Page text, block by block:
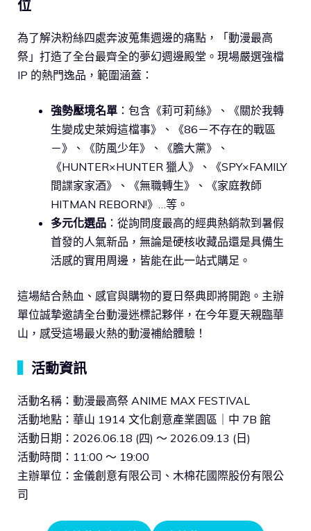
位
為了解決粉絲四處奔波蒐集週邊的痛點，「動漫最高
祭」打造了全台最齊全的夢幻週邊殿堂。現場嚴選強檔
IP 的熱門逸品，範圍涵蓋：
強勢壓境名單 ：包含《莉可莉絲》、《關於我轉
生變成史萊姆這檔事》、《86－不存在的戰區
－》、《防風少年》、《膽大黨》、
《HUNTER×HUNTER 獵人》、《SPY×FAMILY
間諜家家酒》、《無職轉生》、《家庭教師
HITMAN REBORN!》…等。
多元化選品 ：從詢問度最高的經典熱銷款到暑假
首發的人氣新品，無論是硬核收藏品還是具備生
活感的實用周邊，皆能在此一站式購足。
這場結合熱血、感官與購物的夏日祭典即將開跑。主辦
單位誠摯邀請全台動漫迷標記夥伴，在今年夏天親臨華
山，感受這場最火熱的動漫補給體驗！
活動資訊
活動名稱：動漫最高祭 ANIME MAX FESTIVAL
活動地點：華山 1914 文化創意產業園區｜中 7B 館
活動日期：2026.06.18 (四) ～ 2026.09.13 (日)
活動時間：11:00 ～ 19:00
主辦單位：金儀創意有限公司、木棉花國際股份有限公
司